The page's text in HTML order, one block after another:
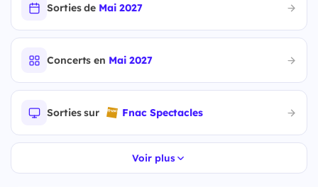
Sorties de Mai 2027
Concerts en Mai 2027
Sorties sur Fnac Spectacles
Voir plus